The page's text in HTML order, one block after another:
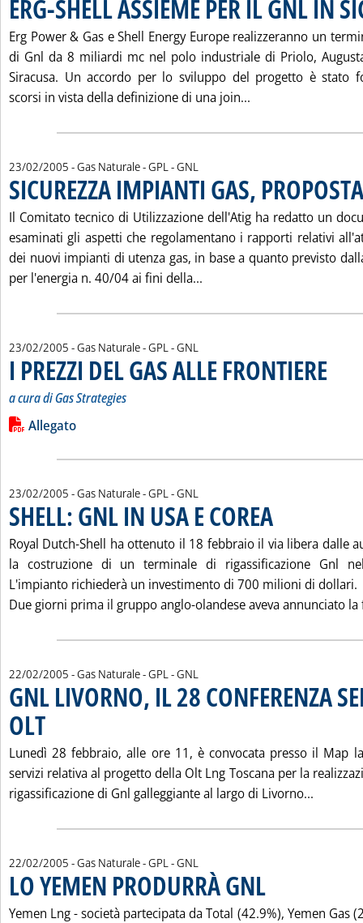
ERG-SHELL ASSIEME PER IL GNL IN
Erg Power & Gas e Shell Energy Europe realizzeranno un
di Gnl da 8 miliardi mc nel polo industriale di Priolo,
Siracusa. Un accordo per lo sviluppo del progetto è stato
scorsi in vista della definizione di una join...
23/02/2005 - Gas Naturale - GPL - GNL
SICUREZZA IMPIANTI GAS,
Il Comitato tecnico di Utilizzazione dell'Atig ha redatto un
esaminati gli aspetti che regolamentano i rapporti relativi
dei nuovi impianti di utenza gas, in base a quanto previsto
per l'energia n. 40/04 ai fini della...
23/02/2005 - Gas Naturale - GPL - GNL
I PREZZI DEL GAS ALLE FRONTIERE
a cura di Gas Strategies
Leggi tutta la notizia: 'I PREZZI DEL GAS ALLE FRONTIERE'
Lista allegati PDF alla notizia
Allegato
23/02/2005 - Gas Naturale - GPL - GNL
SHELL: GNL IN USA E COREA
. Pubblicata mercoledì 23 febbraio 2005 alle 15.23.
Royal Dutch-Shell ha ottenuto il 18 febbraio il via libera dalle
la costruzione di un terminale di rigassificazione Gnl
L'impianto richiederà un investimento di 700 milioni di dollari.
Due giorni prima il gruppo anglo-olandese aveva annunciato la
22/02/2005 - Gas Naturale - GPL - GNL
GNL LIVORNO, IL 28 CONFERENZA
OLT. Pubblicata martedì 22 febbraio 2005 alle 15.17.
Lunedì 28 febbraio, alle ore 11, è convocata presso il Map
servizi relativa al progetto della Olt Lng Toscana per la
rigassificazione di Gnl galleggiante al largo di Livorno...
22/02/2005 - Gas Naturale - GPL - GNL
LO YEMEN PRODURRÀ GNL
Yemen Lng - società partecipata da Total (42.9%), Yemen Gas